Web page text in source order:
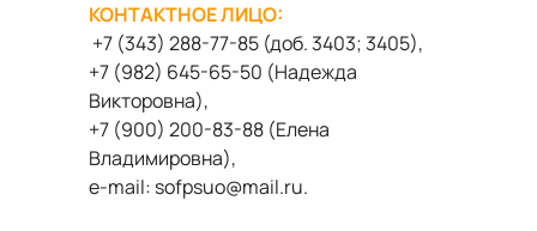
КОНТАКТНОЕ ЛИЦО:
+7 (343) 288-77-85 (доб. 3403; 3405),
+7 (982) 645-65-50 (Надежда
Викторовна),
+7 (900) 200-83-88 (Елена
Владимировна),
e-mail: sofpsuo@mail.ru.